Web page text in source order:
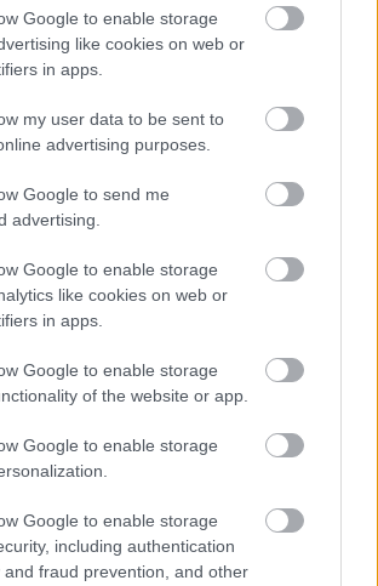
Google to enable storage
like cookies on web or
in apps.
my user data to be sent to
advertising purposes.
Google to send me
advertising.
Google to enable storage
like cookies on web or
in apps.
Google to enable storage
of the website or app.
Google to enable storage
Google to enable storage
including authentication
and fraud prevention, and other
Γεωργιάδης φαίνεται να
Τάκη Θεοδωρικάκο, ο οποίος
στο τραπέζι, η Ζωή
κοιτάζει προς άλλη
ο Νίκος Ανδρουλάκης
σχολιάστηκε γρήγορα, κυρίως
τους κάθονταν σε απόσταση
όμως, σύμφωνα με τις αναφορές,
κουβέντα στη διάρκεια της
έτσι, μια εκδήλωση με
χαρακτήρα απέκτησε ξαφνικά